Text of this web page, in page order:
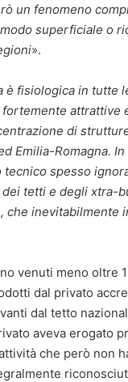
un fenomeno
superficiale o
».
è fisiologica in tutte
attrattive
di
Emilia-Romagna.
spesso
tetti e degli xtra-
che inevitabilmente
venuti meno oltre
dal privato
dal tetto
aveva erogato
che però non